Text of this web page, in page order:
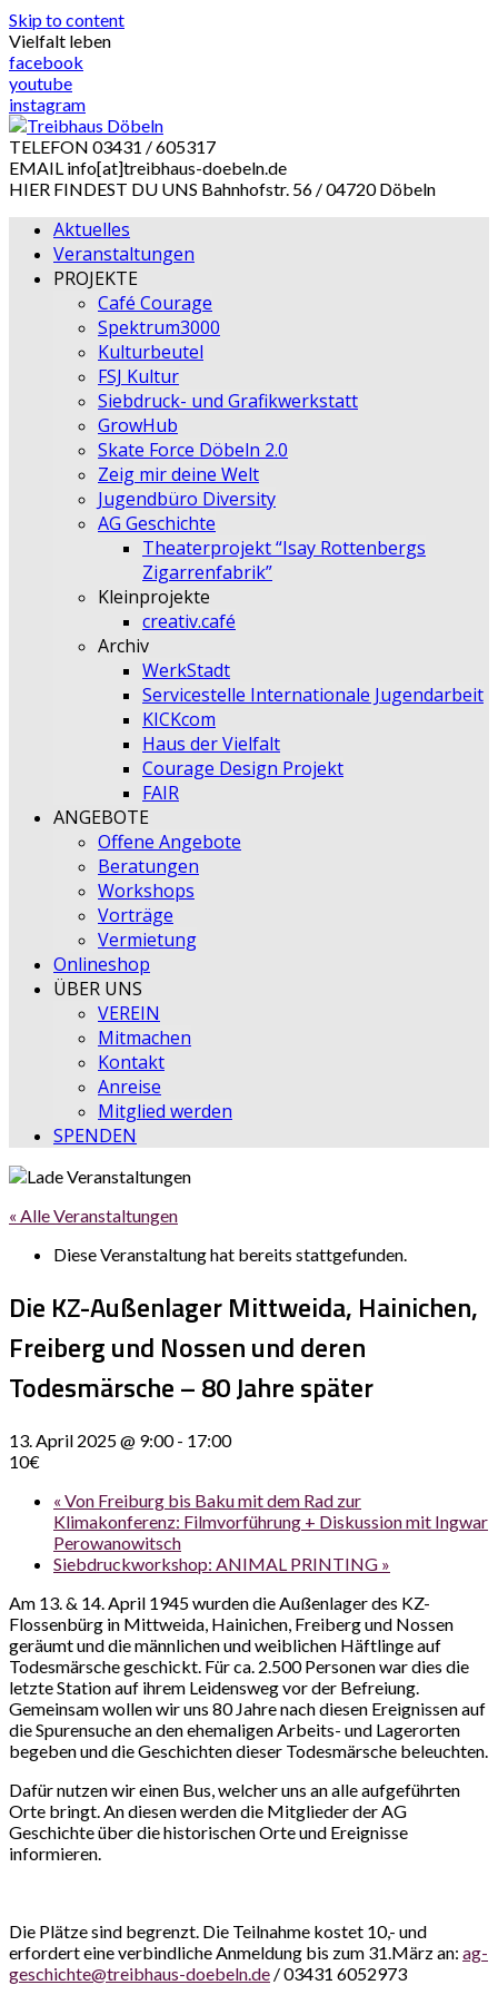
Skip to content
Vielfalt leben
facebook
youtube
instagram
TELEFON 03431 / 605317
EMAIL info[at]treibhaus-doebeln.de
HIER FINDEST DU UNS Bahnhofstr. 56 / 04720 Döbeln
Aktuelles
Veranstaltungen
PROJEKTE
Café Courage
Spektrum3000
Kulturbeutel
FSJ Kultur
Siebdruck- und Grafikwerkstatt
GrowHub
Skate Force Döbeln 2.0
Zeig mir deine Welt
Jugendbüro Diversity
AG Geschichte
Theaterprojekt “Isay Rottenbergs
Zigarrenfabrik”
Kleinprojekte
creativ.café
Archiv
WerkStadt
Servicestelle Internationale Jugendarbeit
KICKcom
Haus der Vielfalt
Courage Design Projekt
FAIR
ANGEBOTE
Offene Angebote
Beratungen
Workshops
Vorträge
Vermietung
Onlineshop
ÜBER UNS
VEREIN
Mitmachen
Kontakt
Anreise
Mitglied werden
SPENDEN
« Alle Veranstaltungen
Diese Veranstaltung hat bereits stattgefunden.
Die KZ-Außenlager Mittweida, Hainichen,
Freiberg und Nossen und deren
Todesmärsche – 80 Jahre später
13. April 2025 @ 9:00- 17:00
10€
« Von Freiburg bis Baku mit dem Rad zur
Klimakonferenz: Filmvorführung + Diskussion mit Ingwar
Perowanowitsch
Siebdruckworkshop: ANIMAL PRINTING »
Am 13. & 14. April 1945 wurden die Außenlager des KZ-
Flossenbürg in Mittweida, Hainichen, Freiberg und Nossen
geräumt und die männlichen und weiblichen Häftlinge auf
Todesmärsche geschickt. Für ca. 2.500 Personen war dies die
letzte Station auf ihrem Leidensweg vor der Befreiung.
Gemeinsam wollen wir uns 80 Jahre nach diesen Ereignissen auf
die Spurensuche an den ehemaligen Arbeits- und Lagerorten
begeben und die Geschichten dieser Todesmärsche beleuchten.
Dafür nutzen wir einen Bus, welcher uns an alle aufgeführten
Orte bringt. An diesen werden die Mitglieder der AG
Geschichte über die historischen Orte und Ereignisse
informieren.
Die Plätze sind begrenzt. Die Teilnahme kostet 10,- und
erfordert eine verbindliche Anmeldung bis zum 31.März an: ag-
geschichte@treibhaus-doebeln.de / 03431 6052973